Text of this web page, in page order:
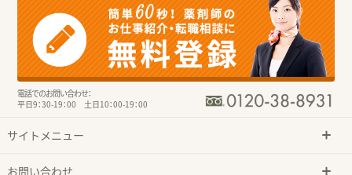
電話でのお問い合わせ：
平日9：30-19：00 土日10：00-19：00
サイトメニュー
お問い合わせ